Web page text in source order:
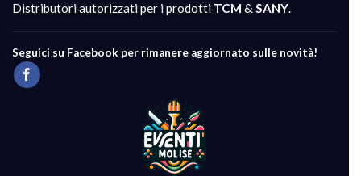
Distributori autorizzati per i prodotti TCM & SANY.
Seguici su Facebook per rimanere aggiornato sulle novità!